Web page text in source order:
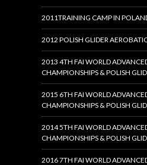
2011TRAINING CAMP IN
2012 POLISH GLIDER
2013 4TH FAI WORLD
CHAMPIONSHIPS & POLISH
2015 6TH FAI WORLD
CHAMPIONSHIPS & POLISH
2014 5TH FAI WORLD
CHAMPIONSHIPS & POLISH
2016 7TH FAI WORLD